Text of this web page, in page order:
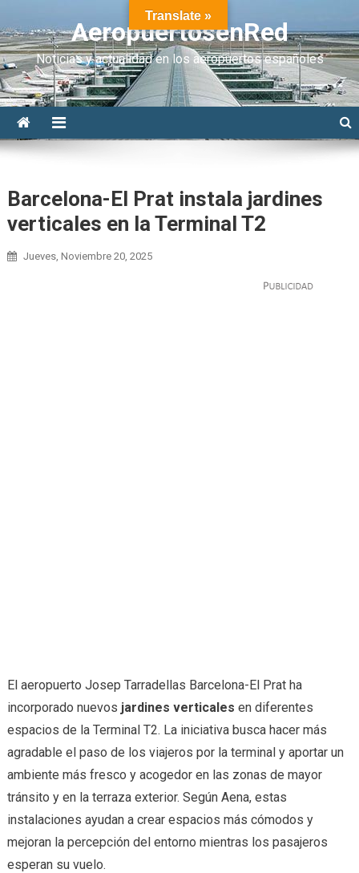
AeropuertosenRed
Noticias y actualidad en los aeropuertos españoles
Barcelona-El Prat instala jardines
verticales en la Terminal T2
Jueves, Noviembre 20, 2025
El aeropuerto Josep Tarradellas Barcelona-El Prat ha
incorporado nuevos jardines verticales en diferentes
espacios de la Terminal T2. La iniciativa busca hacer más
agradable el paso de los viajeros por la terminal y aportar un
ambiente más fresco y acogedor en las zonas de mayor
tránsito y en la terraza exterior. Según Aena, estas
instalaciones ayudan a crear espacios más cómodos y
mejoran la percepción del entorno mientras los pasajeros
esperan su vuelo.
Translate »